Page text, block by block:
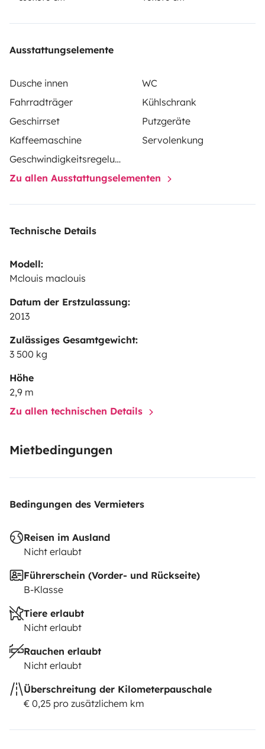
Ausstattungselemente
Dusche innen
WC
Fahrradträger
Kühlschrank
Geschirrset
Putzgeräte
Kaffeemaschine
Servolenkung
Geschwindigkeitsregelung
Zu allen Ausstattungselementen
Technische Details
Modell:
Mclouis maclouis
Datum der Erstzulassung:
2013
Zulässiges Gesamtgewicht:
3 500 kg
Höhe
2,9 m
Zu allen technischen Details
Mietbedingungen
Bedingungen des Vermieters
Reisen im Ausland
Nicht erlaubt
Führerschein (Vorder- und Rückseite)
B-Klasse
Tiere erlaubt
Nicht erlaubt
Rauchen erlaubt
Nicht erlaubt
Überschreitung der Kilometerpauschale
€ 0,25 pro zusätzlichem km